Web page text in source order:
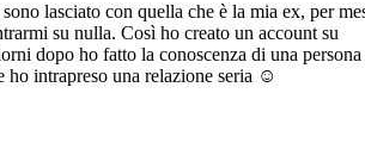
lasciato con quella che è la mia ex, per
su nulla. Così ho creato un account su
dopo ho fatto la conoscenza di una persona
ho intrapreso una relazione seria ☺️